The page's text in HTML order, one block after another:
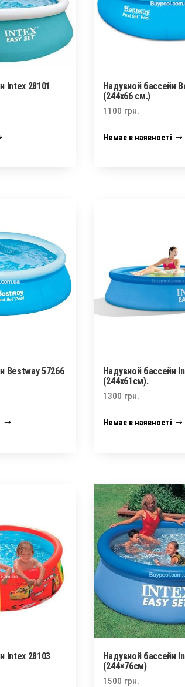
Intex 28101
Надувной бассейн
(244х66 см.)
1100 грн.
Немає в наявності
Bestway 57266
Надувной бассейн
(244х61см).
1300 грн.
Немає в наявності
Intex 28103
Надувной бассейн
(244×76см)
1500 грн.